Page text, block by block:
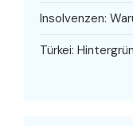
Insolvenzen:
Türkei: